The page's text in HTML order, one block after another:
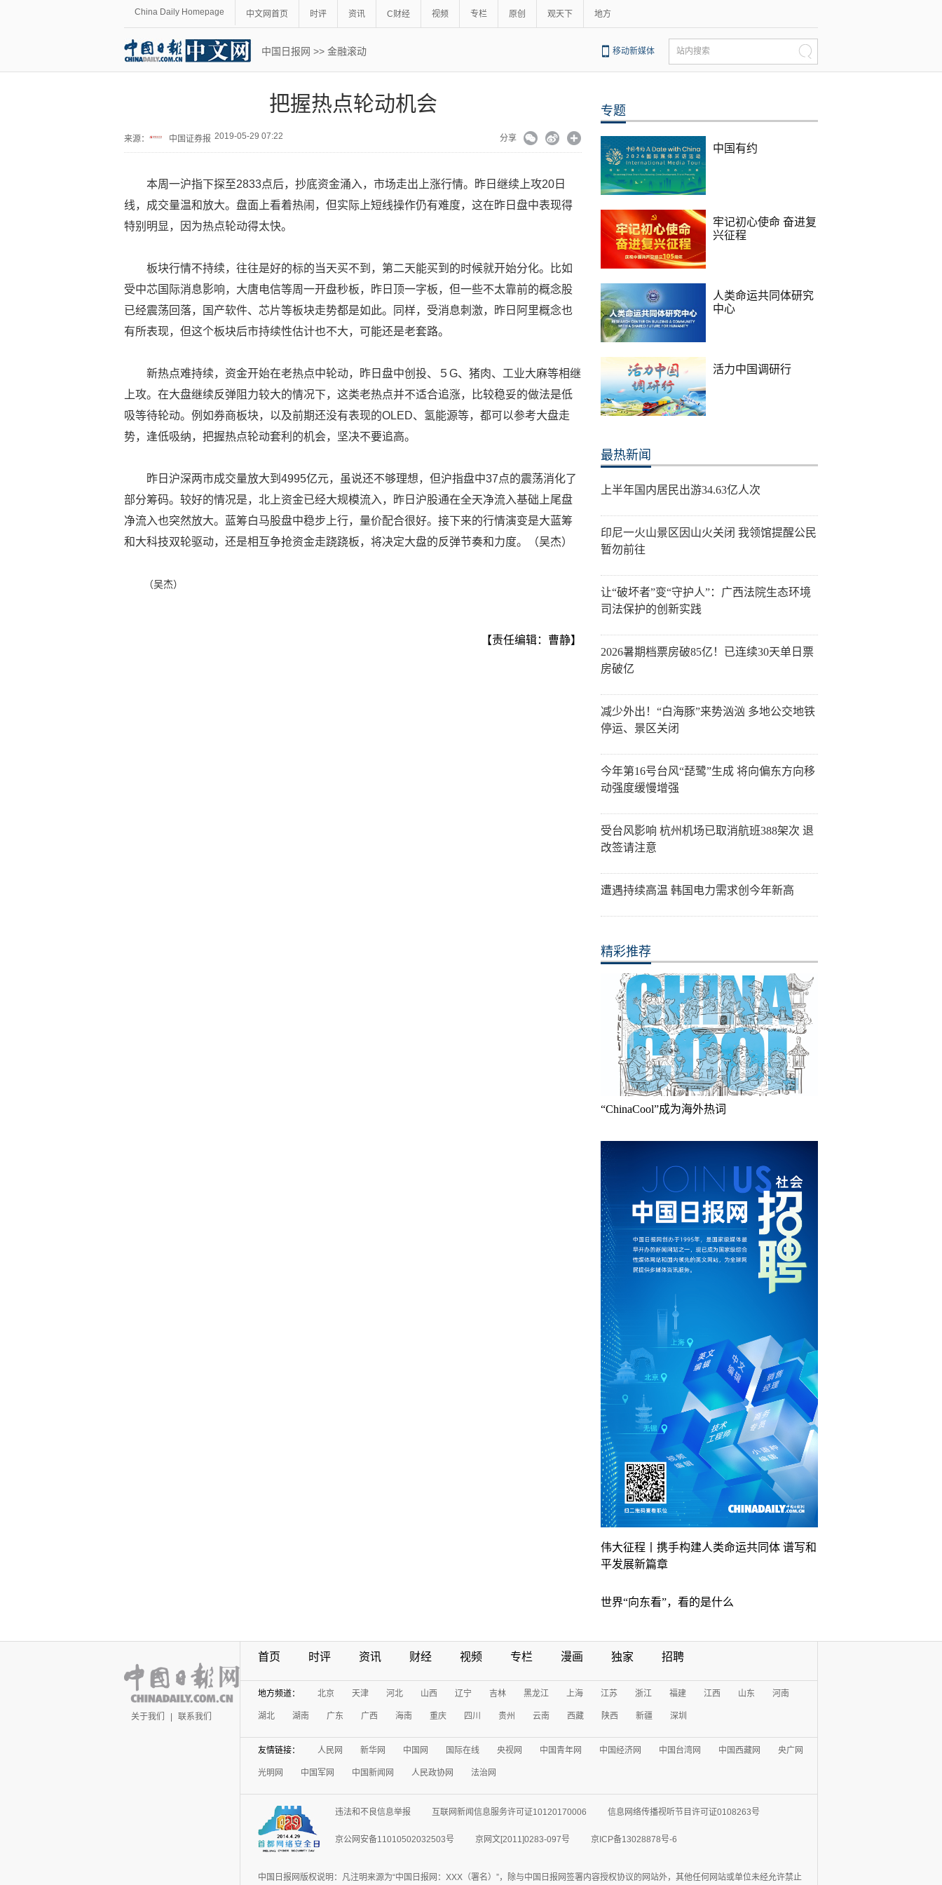
China Daily Homepage 中文网首页 时评 资讯 C财经 视频 专栏 原创 观天下 地方
中国日报网 >> 金融滚动 移动新媒体 站内搜索
把握热点轮动机会
来源： 中国证券报 2019-05-29 07:22 分享
本周一沪指下探至2833点后，抄底资金涌入，市场走出上涨行情。昨日继续上攻20日
线，成交量温和放大。盘面上看着热闹，但实际上短线操作仍有难度，这在昨日盘中表现得
特别明显，因为热点轮动得太快。
板块行情不持续，往往是好的标的当天买不到，第二天能买到的时候就开始分化。比如
受中芯国际消息影响，大唐电信等周一开盘秒板，昨日顶一字板，但一些不太靠前的概念股
已经震荡回落，国产软件、芯片等板块走势都是如此。同样，受消息刺激，昨日阿里概念也
有所表现，但这个板块后市持续性估计也不大，可能还是老套路。
新热点难持续，资金开始在老热点中轮动，昨日盘中创投、５G、猪肉、工业大麻等相继
上攻。在大盘继续反弹阻力较大的情况下，这类老热点并不适合追涨，比较稳妥的做法是低
吸等待轮动。例如券商板块，以及前期还没有表现的OLED、氢能源等，都可以参考大盘走
势，逢低吸纳，把握热点轮动套利的机会，坚决不要追高。
昨日沪深两市成交量放大到4995亿元，虽说还不够理想，但沪指盘中37点的震荡消化了
部分筹码。较好的情况是，北上资金已经大规模流入，昨日沪股通在全天净流入基础上尾盘
净流入也突然放大。蓝筹白马股盘中稳步上行，量价配合很好。接下来的行情演变是大蓝筹
和大科技双轮驱动，还是相互争抢资金走跷跷板，将决定大盘的反弹节奏和力度。（吴杰）
（吴杰）
【责任编辑：曹静】
专题
中国有约
牢记初心使命 奋进复
兴征程
人类命运共同体研究
中心
活力中国调研行
最热新闻
上半年国内居民出游34.63亿人次
印尼一火山景区因山火关闭 我领馆提醒公民
暂勿前往
让“破坏者”变“守护人”：广西法院生态环境
司法保护的创新实践
2026暑期档票房破85亿！已连续30天单日票
房破亿
减少外出！“白海豚”来势汹汹 多地公交地铁
停运、景区关闭
今年第16号台风“琵鹭”生成 将向偏东方向移
动强度缓慢增强
受台风影响 杭州机场已取消航班388架次 退
改签请注意
遭遇持续高温 韩国电力需求创今年新高
精彩推荐
“ChinaCool”成为海外热词
伟大征程丨携手构建人类命运共同体 谱写和
平发展新篇章
世界“向东看”，看的是什么
关于我们 联系我们
首页 时评 资讯 财经 视频 专栏 漫画 独家 招聘
地方频道： 北京 天津 河北 山西 辽宁 吉林 黑龙江 上海 江苏 浙江 福建 江西 山东 河南
湖北 湖南 广东 广西 海南 重庆 四川 贵州 云南 西藏 陕西 新疆 深圳
友情链接： 人民网 新华网 中国网 国际在线 央视网 中国青年网 中国经济网 中国台湾网 中国西藏网 央广网
光明网 中国军网 中国新闻网 人民政协网 法治网
违法和不良信息举报 互联网新闻信息服务许可证10120170006 信息网络传播视听节目许可证0108263号
京公网安备11010502032503号 京网文[2011]0283-097号 京ICP备13028878号-6
中国日报网版权说明：凡注明来源为“中国日报网：XXX（署名）”，除与中国日报网签署内容授权协议的网站外，其他任何网站或单位未经允许禁止